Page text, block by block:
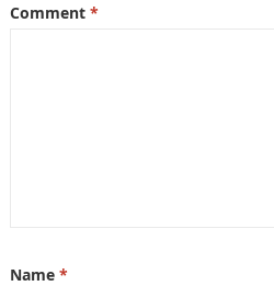
Comment *
Name *